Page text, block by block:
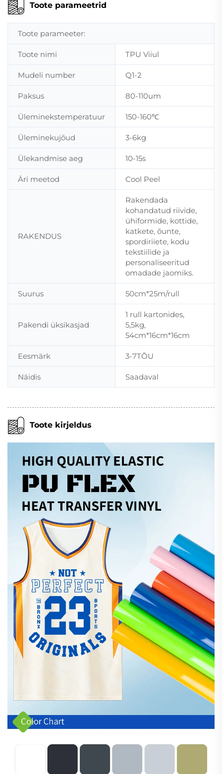
Toote parameetrid
Toote parameeter:
Toote nimi TPU Viiul
Mudeli number Q1-2
Paksus 80-110um
Üleminekstemperatuur 150-160℃
Üleminekujõud 3-6kg
Ülekandmise aeg 10-15s
Äri meetod Cool Peel
RAKENDUS
Rakendada
kohandatud riivide,
ühiformide, kottide,
katkete, õunte,
spordiriiete, kodu
tekstiilide ja
personaliseeritud
omadade jaomiks.
Suurus 50cm*25m/rull
Pakendi üksikasjad
1 rull kartonides,
5,5kg,
54cm*16cm*16cm
Eesmärk 3-7TÕU
Näidis Saadaval
Toote kirjeldus